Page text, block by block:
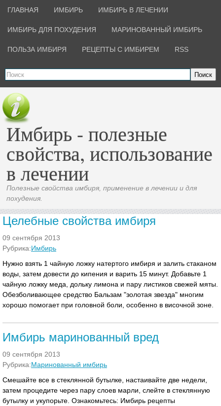
ГЛАВНАЯ ИМБИРЬ ИМБИРЬ В ЛЕЧЕНИИ
ИМБИРЬ ДЛЯ ПОХУДЕНИЯ МАРИНОВАННЫЙ ИМБИРЬ
ПОЛЬЗА ИМБИРЯ РЕЦЕПТЫ С ИМБИРЕМ RSS
Поиск
Имбирь - полезные
свойства, использование
в лечении
Полезные свойства имбиря, применение в лечении и для
похудения.
Целебные свойства имбиря
09 сентября 2013
Рубрика:Имбирь
Нужно взять 1 чайную ложку натертого имбиря и залить стаканом
воды, затем довести до кипения и варить 15 минут. Добавьте 1
чайную ложку меда, дольку лимона и пару листиков свежей мяты.
Обезболивающее средство Бальзам "золотая звезда" многим
хорошо помогает при головной боли, особенно в височной зоне.
Имбирь маринованный вред
09 сентября 2013
Рубрика:Маринованный имбирь
Смешайте все в стеклянной бутылке, настаивайте две недели,
затем процедите через пару слоев марли, слейте в стеклянную
бутылку и укупорьте. Ознакомьтесь: Имбирь рецепты